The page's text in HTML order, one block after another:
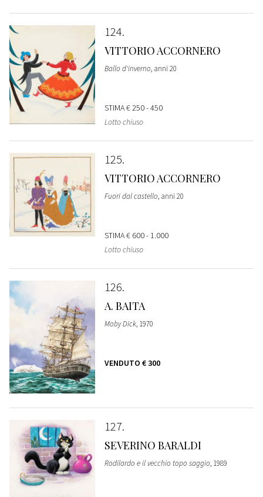
124
VITTORIO ACCORNERO
Ballo d'inverno, anni 20
STIMA€ 250 - 450
Lotto chiuso
125
VITTORIO ACCORNERO
Fuori dal castello, anni 20
STIMA€ 600 - 1.000
Lotto chiuso
126
A. BAITA
Moby Dick, 1970
VENDUTO € 300
127
SEVERINO BARALDI
Rodilardo e il vecchio topo saggio, 1989